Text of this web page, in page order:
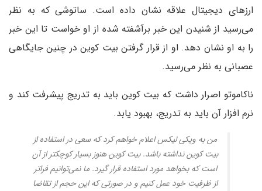
ارزهای دیجیتال علاقه نشان داده است. ساتوشی که به نظر
می‌رسید از شنیدن این خبر برآشفته شده از او خواست تا این خبر
را به او نشان دهد. او از قرار گرفتن بیت کوین در چنین جایگاهی
عصبانی به نظر می‌رسید.
ناکاموتو اصرار داشت که بیت کوین باید به تدریج پیشرفت کند و
نرم افزار آن باید به تدریج، بهبود یابد.
من به ویکی لیکس اعلام خواهم کرد که سعی در استفاده از
بیت کوین نداشته باشد. بیت کوین هنوز بسیار کوچکتر از آن
است که بخواهد مورد استفاده قرار گیرد. ما نمی‌توانیم فراتر
از ظرفیت خود عمل کنیم و در صورتی که این حجم از تقاضا